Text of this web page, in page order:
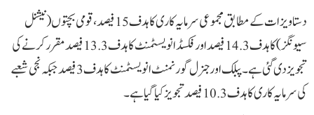
دستاویزات کے مطابق مجموعی سرمایہ کاری کا ہدف 15 فیصد، قومی بچتوں (نیشنل
سیونگز) کا ہدف 14.3 فیصد اور فکسڈ انویسٹمنٹ کا ہدف 13.3 فیصد مقرر کرنے کی
تجویز دی گئی ہے۔ پبلک اور جنرل گورنمنٹ انویسٹمنٹ کا ہدف 3 فیصد جبکہ نجی شعبے
کی سرمایہ کاری کا ہدف 10.3 فیصد تجویز کیا گیا ہے۔